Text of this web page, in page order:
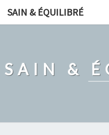
SAIN & ÉQUILIBRÉ
SAIN &